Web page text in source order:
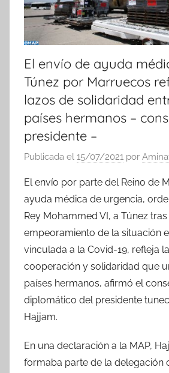
El envío de ayuda
Túnez por Marruecos
lazos de solidaridad
países hermanos –
presidente –
Publicada el 15/07/2021 por
El envío por parte del Reino de
ayuda médica de urgencia,
Rey Mohammed VI, a Túnez
empeoramiento de la situación
vinculada a la Covid-19, refleja
cooperación y solidaridad que
países hermanos, afirmó el
diplomático del presidente
Hajjam.
En una declaración a la MAP,
formaba parte de la delegación